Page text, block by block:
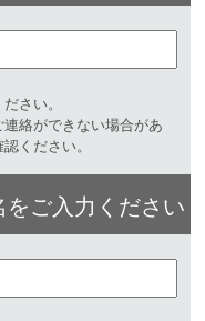
さい。​
絡ができない場合があ
ください。
ご入力ください